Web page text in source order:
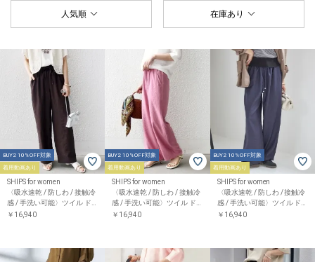
人気順 在庫あり
BUY2 10%OFF対象
着用動画あり
SHIPS for women
〈吸水速乾 / 防しわ / 接触冷
感 / 手洗い可能〉ツイル ド
ロスト パンツ
￥16,940
BUY2 10%OFF対象
着用動画あり
SHIPS for women
〈吸水速乾 / 防しわ / 接触冷
感 / 手洗い可能〉ツイル ド
ロスト パンツ
￥16,940
BUY2 10%OFF対象
着用動画あり
SHIPS for women
〈吸水速乾 / 防しわ / 接触冷
感 / 手洗い可能〉ツイル ド
ロスト パンツ
￥16,940